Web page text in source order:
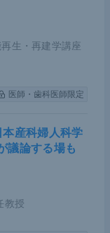
生・再建学講座
医師・歯科医師限定
本産科婦人科学
議論する場も
教授